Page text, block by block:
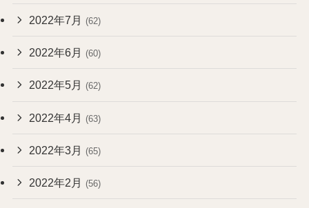
2022年7月 (62)
2022年6月 (60)
2022年5月 (62)
2022年4月 (63)
2022年3月 (65)
2022年2月 (56)